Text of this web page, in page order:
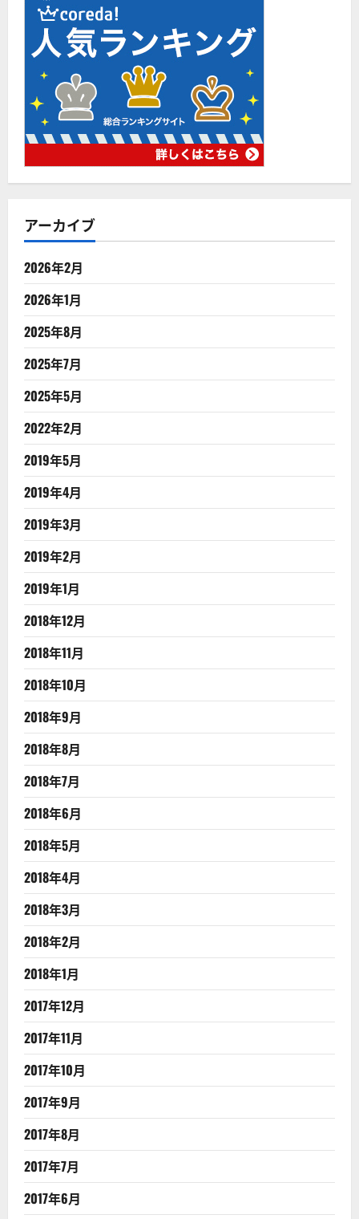
アーカイブ
2026年2月
2026年1月
2025年8月
2025年7月
2025年5月
2022年2月
2019年5月
2019年4月
2019年3月
2019年2月
2019年1月
2018年12月
2018年11月
2018年10月
2018年9月
2018年8月
2018年7月
2018年6月
2018年5月
2018年4月
2018年3月
2018年2月
2018年1月
2017年12月
2017年11月
2017年10月
2017年9月
2017年8月
2017年7月
2017年6月